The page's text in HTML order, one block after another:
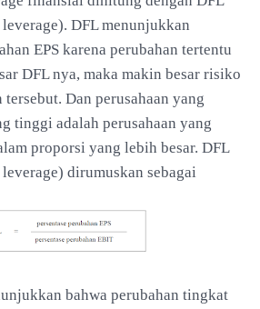
DFL menunjukkan
EPS karena perubahan tertentu
DFL nya, maka makin besar risiko
Dan perusahaan yang
tinggi adalah perusahaan yang
proporsi yang lebih besar. DFL
dirumuskan sebagai
bahwa perubahan tingkat